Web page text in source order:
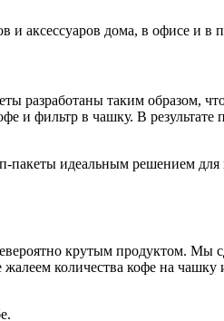
и аксессуаров дома, в офисе и в
разработаны таким образом,
и фильтр в чашку. В
пакеты идеальным решением
крутым продуктом.
количества кофе на чашку